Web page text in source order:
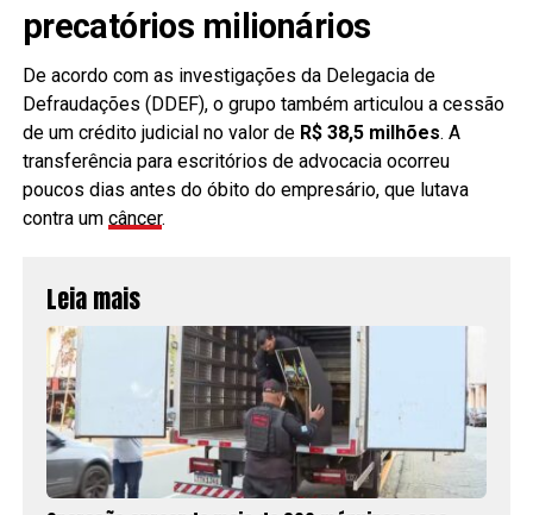
precatórios milionários
De acordo com as investigações da Delegacia de
Defraudações (DDEF), o grupo também articulou a cessão
de um crédito judicial no valor de R$ 38,5 milhões. A
transferência para escritórios de advocacia ocorreu
poucos dias antes do óbito do empresário, que lutava
contra um câncer.
Leia mais